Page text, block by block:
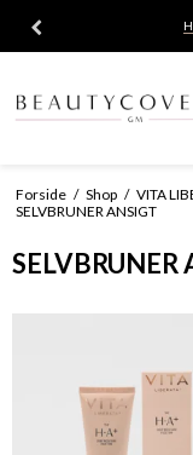
Forside / Shop / VITA
SELVBRUNER ANSIGT
SELVBRUNER